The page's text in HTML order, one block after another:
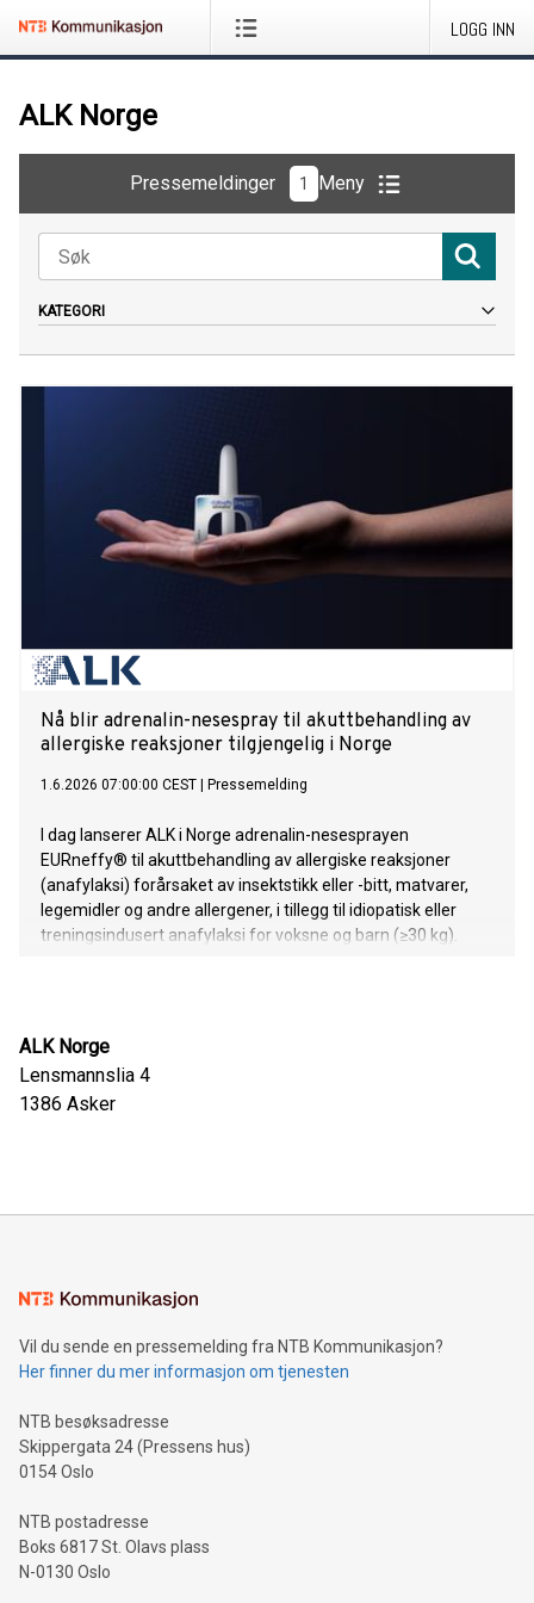
LOGG INN
ALK Norge
Pressemeldinger 1 Meny
KATEGORI
Alt
Pressemelding
Nå blir adrenalin-nesespray til akuttbehandling av
allergiske reaksjoner tilgjengelig i Norge
1.6.2026 07:00:00 CEST Pressemelding
I dag lanserer ALK i Norge adrenalin-nesesprayen
EURneffy® til akuttbehandling av allergiske reaksjoner
(anafylaksi) forårsaket av insektstikk eller -bitt, matvarer,
legemidler og andre allergener, i tillegg til idiopatisk eller
treningsindusert anafylaksi for voksne og barn (≥30 kg).
ALK Norge
Lensmannslia 4
1386 Asker
Vil du sende en pressemelding fra NTB Kommunikasjon?
Her finner du mer informasjon om tjenesten
NTB besøksadresse
Skippergata 24 (Pressens hus)
0154 Oslo
NTB postadresse
Boks 6817 St. Olavs plass
N-0130 Oslo